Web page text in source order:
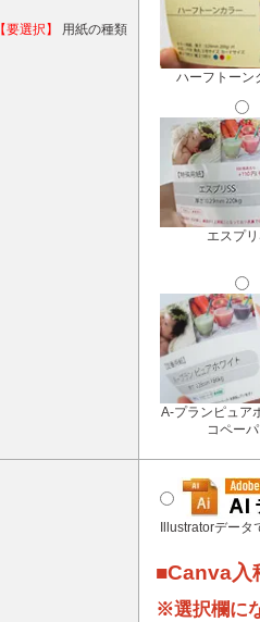
【要選択】 用紙の種類
ハーフトーン
エスプ
A-プランピュア
コペー
Illustratorデータ
■Canva入
※選択欄に